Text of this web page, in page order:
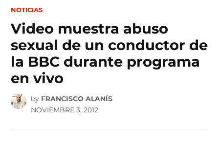
POSTED
NOTICIAS
Video muestra abuso
sexual de un conductor de
la BBC durante programa
en vivo
by FRANCISCO ALANÍS
NOVIEMBRE 3, 2012